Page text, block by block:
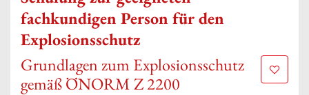
fachkundigen Person für den
Explosionsschutz
Grundlagen zum Explosionsschutz
gemäß ÖNORM Z 2200
Zur